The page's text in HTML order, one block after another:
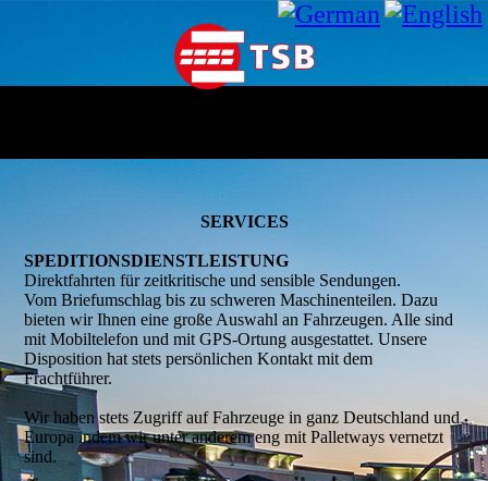
SERVICES
SPEDITIONSDIENSTLEISTUNG
Direktfahrten für zeitkritische und sensible Sendungen.
Vom Briefumschlag bis zu schweren Maschinenteilen. Dazu
bieten wir Ihnen eine große Auswahl an Fahrzeugen. Alle sind
mit Mobiltelefon und mit GPS-Ortung ausgestattet. Unsere
Disposition hat stets persönlichen Kontakt mit dem
Frachtführer.
Wir haben stets Zugriff auf Fahrzeuge in ganz Deutschland und
Europa indem wir unter anderem eng mit Palletways vernetzt
sind.